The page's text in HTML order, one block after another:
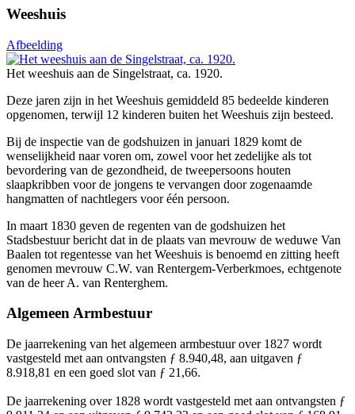
Weeshuis
Afbeelding
Het weeshuis aan de Singelstraat, ca. 1920.
Deze jaren zijn in het Weeshuis gemiddeld 85 bedeelde kinderen
opgenomen, terwijl 12 kinderen buiten het Weeshuis zijn besteed.
Bij de inspectie van de godshuizen in januari 1829 komt de
wenselijkheid naar voren om, zowel voor het zedelijke als tot
bevordering van de gezondheid, de tweepersoons houten
slaapkribben voor de jongens te vervangen door zogenaamde
hangmatten of nachtlegers voor één persoon.
In maart 1830 geven de regenten van de godshuizen het
Stadsbestuur bericht dat in de plaats van mevrouw de weduwe Van
Baalen tot regentesse van het Weeshuis is benoemd en zitting heeft
genomen mevrouw C.W. van Rentergem-Verberkmoes, echtgenote
van de heer A. van Renterghem.
Algemeen Armbestuur
De jaarrekening van het algemeen armbestuur over 1827 wordt
vastgesteld met aan ontvangsten ƒ 8.940,48, aan uitgaven ƒ
8.918,81 en een goed slot van ƒ 21,66.
De jaarrekening over 1828 wordt vastgesteld met aan ontvangsten ƒ